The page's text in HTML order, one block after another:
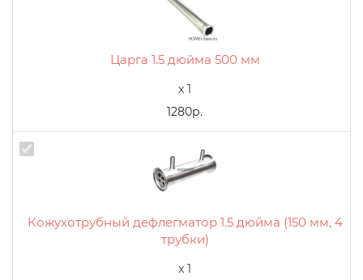
Царга 1.5 дюйма 500 мм
x 1
1280р.
Кожухотрубный дефлегматор 1.5 дюйма (150 мм, 4
трубки)
x 1